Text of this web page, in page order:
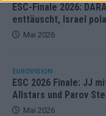
ESC-Finale 2026:
enttäuscht, Israel
Mai 2026
EUROVISION
ESC 2026 Finale: JJ
Allstars und Parov
Mai 2026